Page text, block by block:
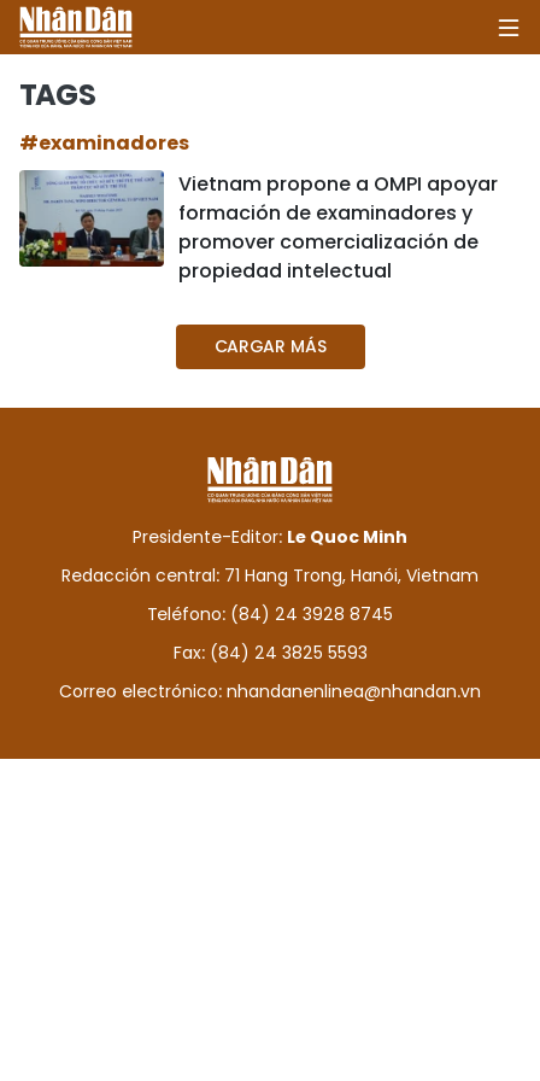
POLÍTICA
ECONOMÍA
SOCIEDAD
CULTURA - ENTRETENIMIENTO
INTERNACIONAL
DEPORTES
VIAJES
PUENTE DE AMISTAD
TAGS
#examinadores
Vietnam propone a OMPI apoyar
formación de examinadores y
promover comercialización de
propiedad intelectual
CARGAR MÁS
Presidente-Editor: Le Quoc Minh
Redacción central: 71 Hang Trong, Hanói, Vietnam
Teléfono: (84) 24 3928 8745
Fax: (84) 24 3825 5593
Correo electrónico: nhandanenlinea@nhandan.vn